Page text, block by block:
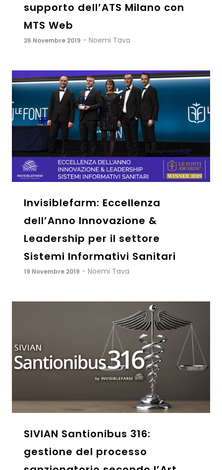
supporto dell’ATS Milano con
MTS Web
26 Novembre 2019 - Noemi Tava
Invisiblefarm: Eccellenza
dell’Anno Innovazione &
Leadership per il settore
Sistemi Informativi Sanitari
19 Novembre 2019 - Noemi Tava
SIVIAN Santionibus 316:
gestione del processo